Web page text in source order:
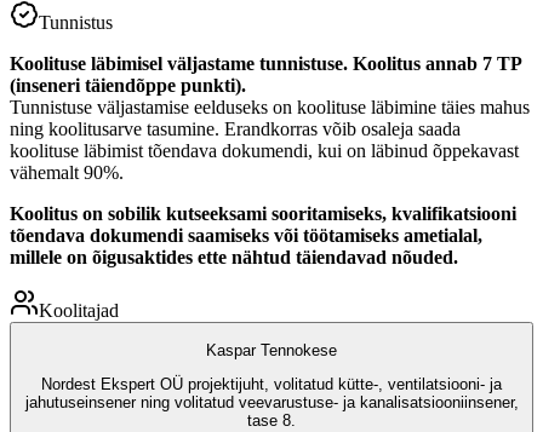
Tunnistus
Koolituse läbimisel väljastame tunnistuse. Koolitus annab 7 TP
(inseneri täiendõppe punkti).
Tunnistuse väljastamise eelduseks on koolituse läbimine täies mahus
ning koolitusarve tasumine. Erandkorras võib osaleja saada
koolituse läbimist tõendava dokumendi, kui on läbinud õppekavast
vähemalt 90%.
Koolitus on sobilik kutseeksami sooritamiseks, kvalifikatsiooni
tõendava dokumendi saamiseks või töötamiseks ametialal,
millele on õigusaktides ette nähtud täiendavad nõuded.
Koolitajad
Kaspar Tennokese
Nordest Ekspert OÜ projektijuht, volitatud kütte-, ventilatsiooni- ja
jahutuseinsener ning volitatud veevarustuse- ja kanalisatsiooniinsener,
tase 8.